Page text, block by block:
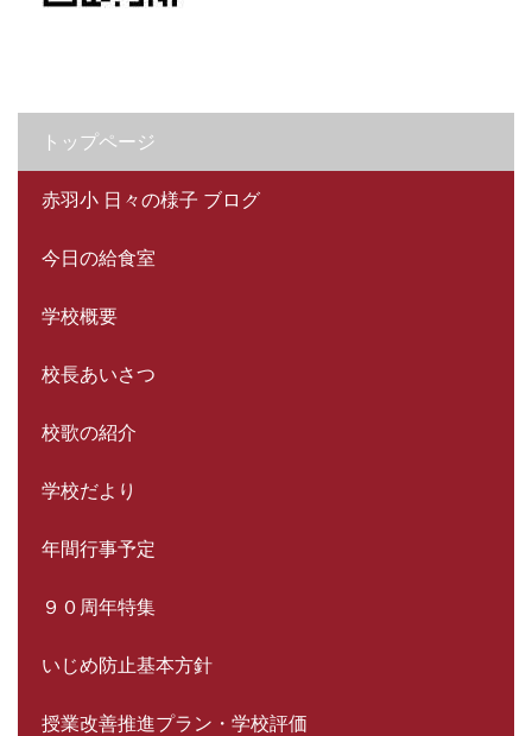
トップページ
赤羽小 日々の様子 ブログ
今日の給食室
学校概要
校長あいさつ
校歌の紹介
学校だより
年間行事予定
９０周年特集
いじめ防止基本方針
授業改善推進プラン・学校評価